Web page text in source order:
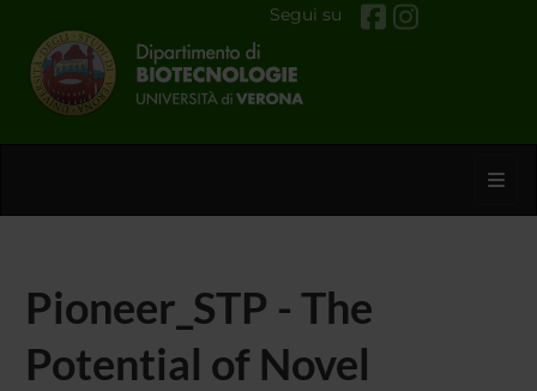
Segui su
Pioneer_STP - The
Potential of Novel